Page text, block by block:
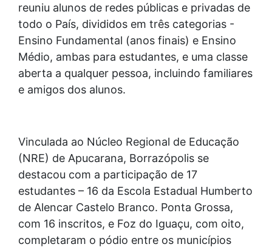
reuniu alunos de redes públicas e privadas de
todo o País, divididos em três categorias -
Ensino Fundamental (anos finais) e Ensino
Médio, ambas para estudantes, e uma classe
aberta a qualquer pessoa, incluindo familiares
e amigos dos alunos.
Vinculada ao Núcleo Regional de Educação
(NRE) de Apucarana, Borrazópolis se
destacou com a participação de 17
estudantes – 16 da Escola Estadual Humberto
de Alencar Castelo Branco. Ponta Grossa,
com 16 inscritos, e Foz do Iguaçu, com oito,
completaram o pódio entre os municípios